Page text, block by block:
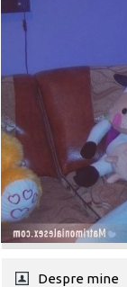
Despre mine